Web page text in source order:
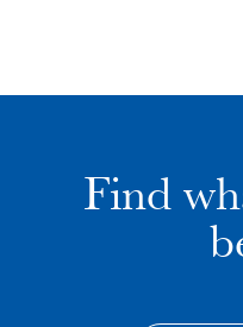
Find